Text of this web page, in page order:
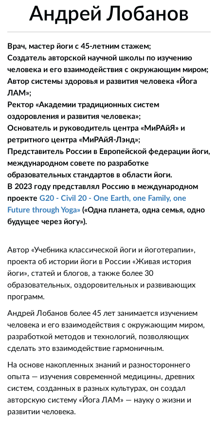
Андрей Лобанов
Врач, мастер йоги с 45-летним стажем;
Создатель авторской научной школы по изучению
человека и его взаимодействия с окружающим миром;
Автор системы здоровья и развития человека «Йога
ЛАМ»;
Ректор «Академии традиционных систем
оздоровления и развития человека»;
Основатель и руководитель центра «МиРАйЯ» и
ретритного центра «МиРАйЯ-Лэнд»;
Представитель России в Европейской федерации йоги,
международном совете по разработке
образовательных стандартов в области йоги.
В 2023 году представлял Россию в международном
проекте G20 - Civil 20 - One Earth, one Family, one
Future through Yoga» («Одна планета, одна семья, одно
будущее через йогу»).
Автор «Учебника классической йоги и йоготерапии»,
проекта об истории йоги в России «Живая история
йоги», статей и блогов, а также более 30
образовательных, оздоровительных и развивающих
программ.
Андрей Лобанов более 45 лет занимается изучением
человека и его взаимодействия с окружающим миром,
разработкой методов и технологий, позволяющих
сделать это взаимодействие гармоничным.
На основе накопленных знаний и разностороннего
опыта — изучения современной медицины, древних
систем, созданных в разных культурах, он создал
авторскую систему «Йога ЛАМ» — науку о жизни и
развитии человека.